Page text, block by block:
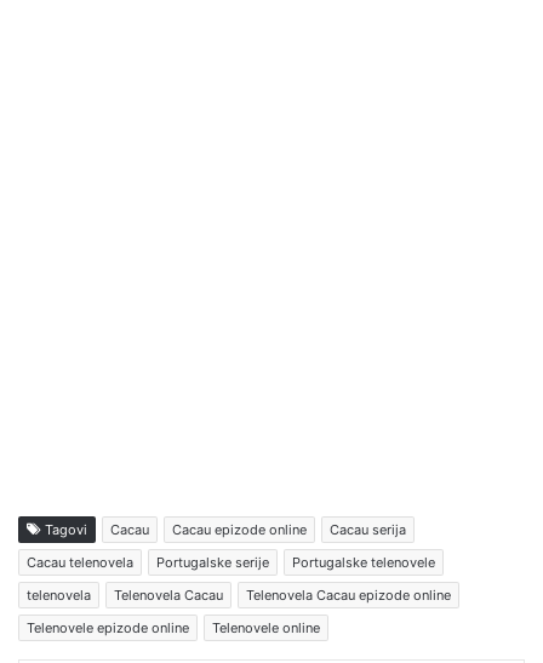
Tagovi Cacau Cacau epizode online
Cacau serija
Cacau telenovela
Portugalske serije
Portugalske telenovele
telenovela
Telenovela Cacau
Telenovela Cacau epizode online
Telenovele epizode online
Telenovele online